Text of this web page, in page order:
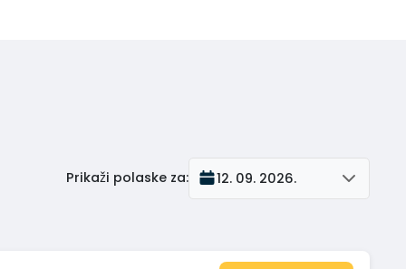
Prikaži polaske za: 12. 09. 2026.